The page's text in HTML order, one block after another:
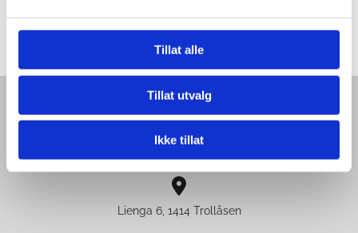
Tillat alle
Tillat utvalg
Ikke tillat

453 72 903

Lienga 6, 1414 Trollåsen